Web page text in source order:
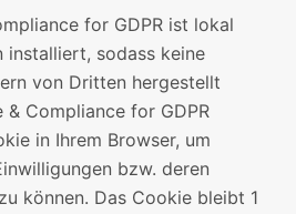
for GDPR ist lokal
installiert, sodass keine
von Dritten hergestellt
Compliance for GDPR
in Ihrem Browser, um
bzw. deren
können. Das Cookie bleibt 1